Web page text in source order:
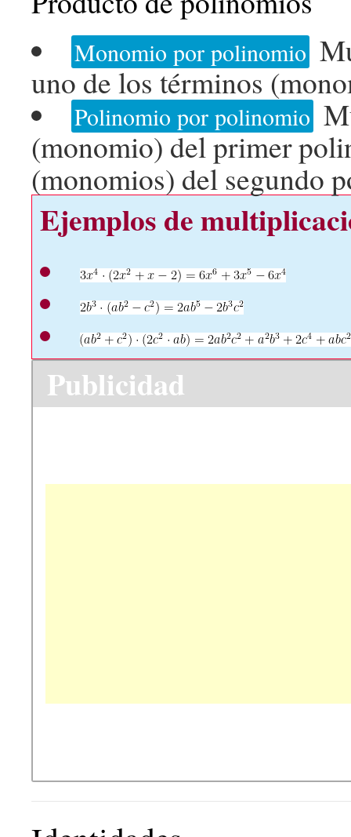
Monomio por polinomio
uno de los términos
Polinomio por polinomio
(monomio) del primer
(monomios) del segundo
Ejemplos de
Publicidad